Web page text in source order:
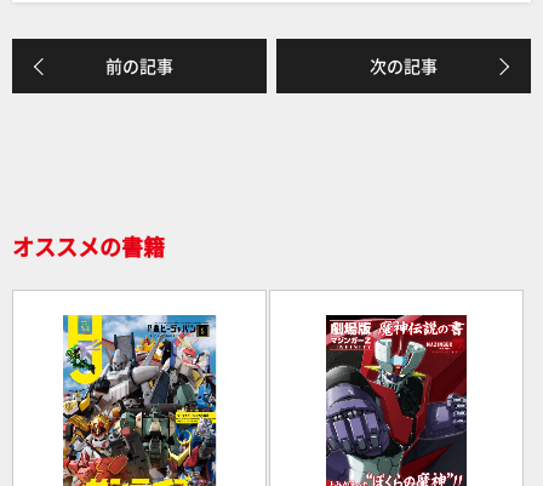
前の記事 次の記事
オススメの書籍